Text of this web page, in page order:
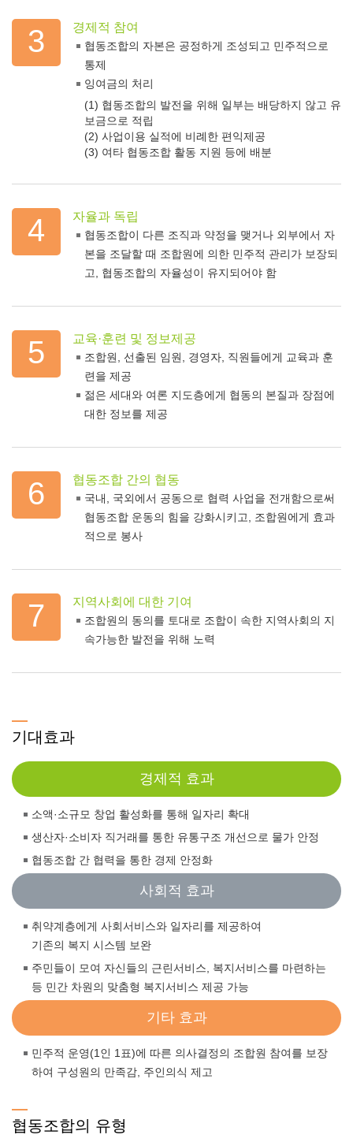
3 경제적 참여
협동조합의 자본은 공정하게 조성되고 민주적으로
통제
잉여금의 처리
(1) 협동조합의 발전을 위해 일부는 배당하지 않고 유
보금으로 적립
(2) 사업이용 실적에 비례한 편익제공
(3) 여타 협동조합 활동 지원 등에 배분
4 자율과 독립
협동조합이 다른 조직과 약정을 맺거나 외부에서 자
본을 조달할 때 조합원에 의한 민주적 관리가 보장되
고, 협동조합의 자율성이 유지되어야 함
5 교육·훈련 및 정보제공
조합원, 선출된 임원, 경영자, 직원들에게 교육과 훈
련을 제공
젊은 세대와 여론 지도층에게 협동의 본질과 장점에
대한 정보를 제공
6 협동조합 간의 협동
국내, 국외에서 공동으로 협력 사업을 전개함으로써
협동조합 운동의 힘을 강화시키고, 조합원에게 효과
적으로 봉사
7 지역사회에 대한 기여
조합원의 동의를 토대로 조합이 속한 지역사회의 지
속가능한 발전을 위해 노력
기대효과
경제적 효과
소액·소규모 창업 활성화를 통해 일자리 확대
생산자·소비자 직거래를 통한 유통구조 개선으로 물가 안정
협동조합 간 협력을 통한 경제 안정화
사회적 효과
취약계층에게 사회서비스와 일자리를 제공하여
기존의 복지 시스템 보완
주민들이 모여 자신들의 근린서비스, 복지서비스를 마련하는
등 민간 차원의 맞춤형 복지서비스 제공 가능
기타 효과
민주적 운영(1인 1표)에 따른 의사결정의 조합원 참여를 보장
하여 구성원의 만족감, 주인의식 제고
협동조합의 유형